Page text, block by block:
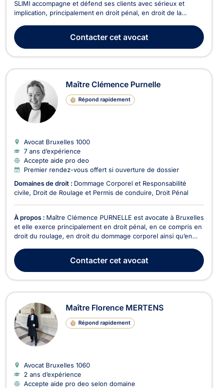
SLIMI accompagne et défend ses clients avec sérieux et
implication, principalement en droit pénal, en droit de la
assurances et recouvrement de créances.En droit pénal,
Maître Hakima SLIMI met un point d’honneur à ac...
Contactercet avocat
Maître Clémence Purnelle
Répond rapidement
Avocat Bruxelles 1000
7 ans d’expérience
Accepte aide pro deo
Premier rendez-vous offert si ouverture de dossier
Domaines de droit : Dommage Corporel et Responsabilité
civile
Droit de Roulage et Permis de conduire Droit Pénal
À propos : Maître Clémence PURNELLE est avocate à Bruxelles
et elle exerce principalement en droit pénal, en ce compris en
droit du roulage, en droit du dommage corporel ainsi qu’en
représente devant le Tribunal correctionnel, la Cour d'Appel
ou encore devant la Cour d'Assises...
Contactercet avocat
Maître Florence MERTENS
Répond rapidement
Avocat Bruxelles 1060
2 ans d’expérience
Accepte aide pro deo selon domaine